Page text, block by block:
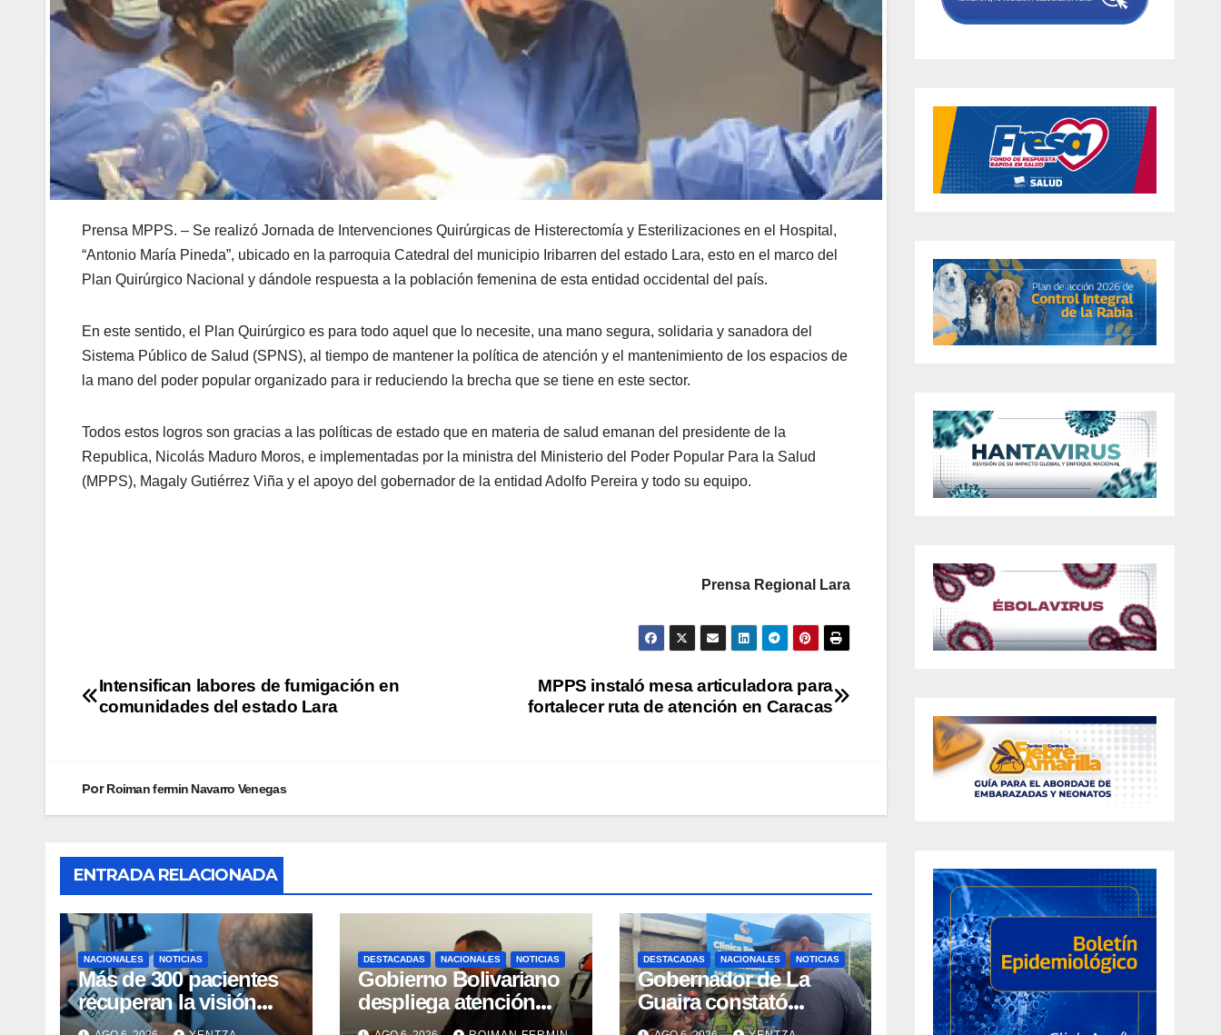
Prensa MPPS. – Se realizó Jornada de Intervenciones Quirúrgicas de Histerectomía y Esterilizaciones en el Hospital,
“Antonio María Pineda”, ubicado en la parroquia Catedral del municipio Iribarren del estado Lara, esto en el marco del
Plan Quirúrgico Nacional y dándole respuesta a la población femenina de esta entidad occidental del país.
En este sentido, el Plan Quirúrgico es para todo aquel que lo necesite, una mano segura, solidaria y sanadora del
Sistema Público de Salud (SPNS), al tiempo de mantener la política de atención y el mantenimiento de los espacios de
la mano del poder popular organizado para ir reduciendo la brecha que se tiene en este sector.
Todos estos logros son gracias a las políticas de estado que en materia de salud emanan del presidente de la
Republica, Nicolás Maduro Moros, e implementadas por la ministra del Ministerio del Poder Popular Para la Salud
(MPPS), Magaly Gutiérrez Viña y el apoyo del gobernador de la entidad Adolfo Pereira y todo su equipo.
Prensa Regional Lara
MPPS instaló mesa articuladora para
fortalecer ruta de atención en Caracas
Intensifican labores de fumigación en
comunidades del estado Lara
PorRoiman fermin Navarro Venegas
ENTRADA RELACIONADA
NACIONALES NOTICIAS
Más de 300 pacientes
recuperan la visión
con cirugías gratuitas
DESTACADAS NACIONALES NOTICIAS
Gobierno Bolivariano
despliega atención
integral para personas
DESTACADAS NACIONALES NOTICIAS
Gobernador de La
Guaira constató
avances en la